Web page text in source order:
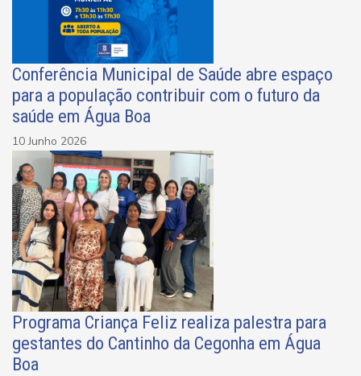
Conferência Municipal de Saúde abre espaço
para a população contribuir com o futuro da
saúde em Água Boa
10 Junho 2026
Programa Criança Feliz realiza palestra para
gestantes do Cantinho da Cegonha em Água
Boa